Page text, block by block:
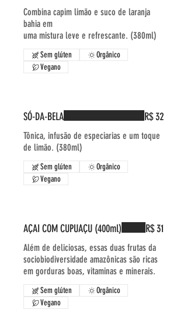
Combina capim limão e suco de laranja
bahia em
uma mistura leve e refrescante. (380ml)
Sem glúten
Orgânico
Vegano
SÓ-DA-BELA
Tônica, infusão de especiarias e um toque
de limão. (380ml)
R$ 32
Sem glúten
Orgânico
Vegano
AÇAI COM CUPUAÇU (400ml)
Além de deliciosas, essas duas frutas da
sociobiodiversidade amazônicas são ricas
em gorduras boas, vitaminas e minerais.
R$ 31
Sem glúten
Orgânico
Vegano